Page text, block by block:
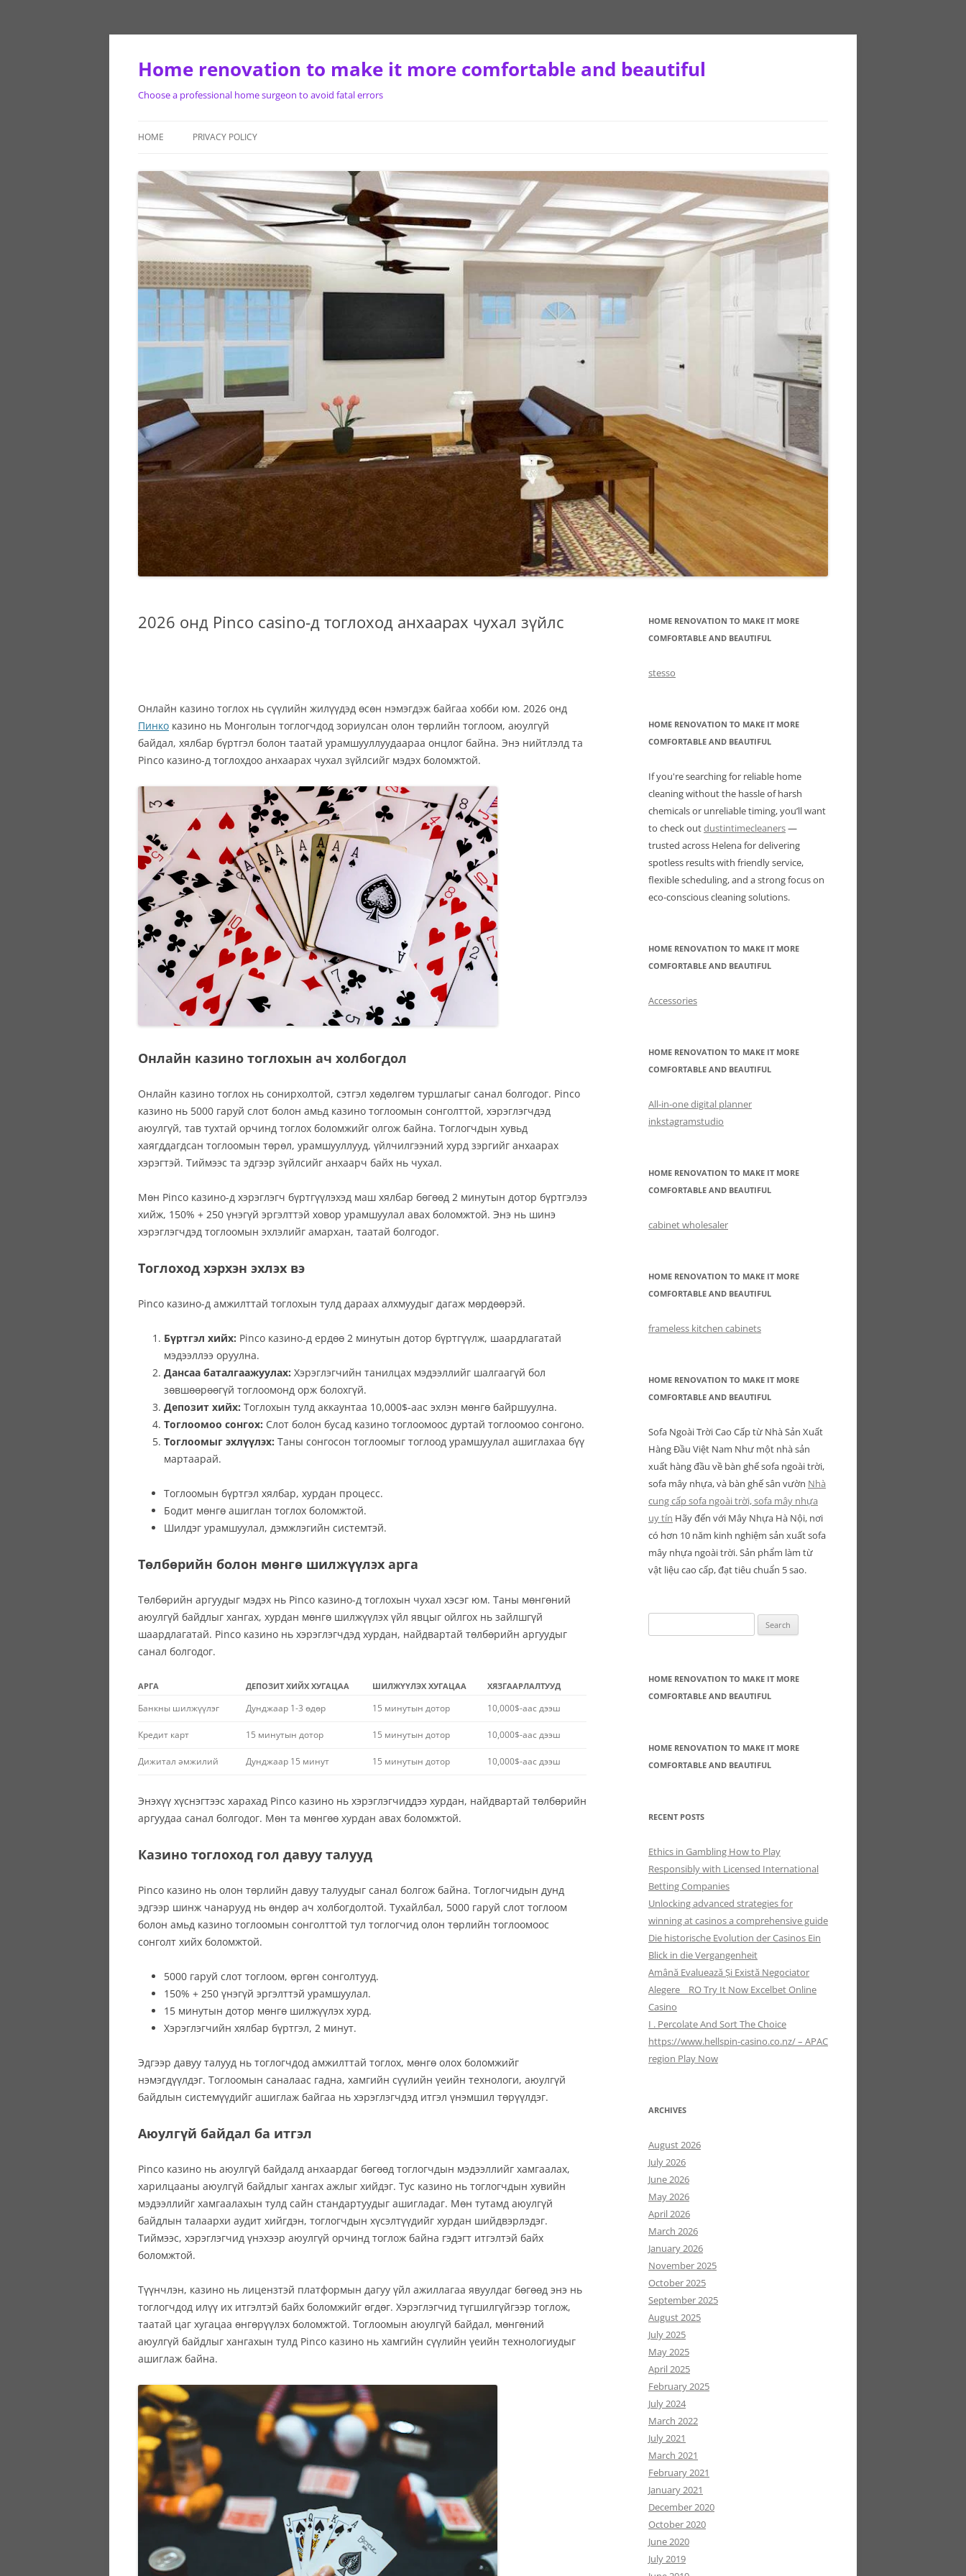
Skip
Home renovation to make it more comfortable and beautiful
Choose a professional home surgeon to avoid fatal errors
HOME PRIVACY POLICY
2026 онд Pinco casino-д тоглоход анхаарах чухал зүйлс
Онлайн казино тоглох нь сүүлийн жилүүдэд өсөн нэмэгдэж байгаа хобби юм. 2026 онд
Пинко казино нь Монголын тоглогчдод зориулсан олон төрлийн тоглоом, аюулгүй
байдал, хялбар бүртгэл болон таатай урамшууллуудаараа онцлог байна. Энэ нийтлэлд та
Pinco казино-д тоглохдоо анхаарах чухал зүйлсийг мэдэх боломжтой.
Онлайн казино тоглохын ач холбогдол
Онлайн казино тоглох нь сонирхолтой, сэтгэл хөдөлгөм туршлагыг санал болгодог. Pinco
казино нь 5000 гаруй слот болон амьд казино тоглоомын сонголттой, хэрэглэгчдэд
аюулгүй, тав тухтай орчинд тоглох боломжийг олгож байна. Тоглогчдын хувьд
хаягддагдсан тоглоомын төрөл, урамшууллууд, үйлчилгээний хурд зэргийг анхаарах
хэрэгтэй. Тиймээс та эдгээр зүйлсийг анхаарч байх нь чухал.
Мөн Pinco казино-д хэрэглэгч бүртгүүлэхэд маш хялбар бөгөөд 2 минутын дотор бүртгэлээ
хийж, 150% + 250 үнэгүй эргэлттэй ховор урамшуулал авах боломжтой. Энэ нь шинэ
хэрэглэгчдэд тоглоомын эхлэлийг амархан, таатай болгодог.
Тоглоход хэрхэн эхлэх вэ
Pinco казино-д амжилттай тоглохын тулд дараах алхмуудыг дагаж мөрдөөрэй.
Бүртгэл хийх: Pinco казино-д ердөө 2 минутын дотор бүртгүүлж, шаардлагатай
мэдээллээ оруулна.
Дансаа баталгаажуулах: Хэрэглэгчийн танилцах мэдээллийг шалгаагүй бол
зөвшөөрөөгүй тоглоомонд орж болохгүй.
Депозит хийх: Тоглохын тулд аккаунтаа 10,000$-аас эхлэн мөнгө байршуулна.
Тоглоомоо сонгох: Слот болон бусад казино тоглоомоос дуртай тоглоомоо сонгоно.
Тоглоомыг эхлүүлэх: Таны сонгосон тоглоомыг тоглоод урамшуулал ашиглахаа бүү
мартаарай.
Тоглоомын бүртгэл хялбар, хурдан процесс.
Бодит мөнгө ашиглан тоглох боломжтой.
Шилдэг урамшуулал, дэмжлэгийн системтэй.
Төлбөрийн болон мөнгө шилжүүлэх арга
Төлбөрийн аргуудыг мэдэх нь Pinco казино-д тоглохын чухал хэсэг юм. Таны мөнгөний
аюулгүй байдлыг хангах, хурдан мөнгө шилжүүлэх үйл явцыг ойлгох нь зайлшгүй
шаардлагатай. Pinco казино нь хэрэглэгчдэд хурдан, найдвартай төлбөрийн аргуудыг
санал болгодог.
АРГА ДЕПОЗИТ ХИЙХ ХУГАЦАА ШИЛЖҮҮЛЭХ ХУГАЦАА ХЯЗГААРЛАЛТУУД
Банкны шилжүүлэг Дунджаар 1-3 өдөр 15 минутын дотор 10,000$-аас дээш
Кредит карт 15 минутын дотор 15 минутын дотор 10,000$-аас дээш
Дижитал әмжилий Дунджаар 15 минут 15 минутын дотор 10,000$-аас дээш
Энэхүү хүснэгтээс харахад Pinco казино нь хэрэглэгчиддээ хурдан, найдвартай төлбөрийн
аргуудаа санал болгодог. Мөн та мөнгөө хурдан авах боломжтой.
Казино тоглоход гол давуу талууд
Pinco казино нь олон төрлийн давуу талуудыг санал болгож байна. Тоглогчидын дунд
эдгээр шинж чанарууд нь өндөр ач холбогдолтой. Тухайлбал, 5000 гаруй слот тоглоом
болон амьд казино тоглоомын сонголттой тул тоглогчид олон төрлийн тоглоомоос
сонголт хийх боломжтой.
5000 гаруй слот тоглоом, өргөн сонголтууд.
150% + 250 үнэгүй эргэлттэй урамшуулал.
15 минутын дотор мөнгө шилжүүлэх хурд.
Хэрэглэгчийн хялбар бүртгэл, 2 минут.
Эдгээр давуу талууд нь тоглогчдод амжилттай тоглох, мөнгө олох боломжийг
нэмэгдүүлдэг. Тоглоомын саналаас гадна, хамгийн сүүлийн үеийн технологи, аюулгүй
байдлын системүүдийг ашиглаж байгаа нь хэрэглэгчдэд итгэл үнэмшил төрүүлдэг.
Аюулгүй байдал ба итгэл
Pinco казино нь аюулгүй байдалд анхаардаг бөгөөд тоглогчдын мэдээллийг хамгаалах,
харилцааны аюулгүй байдлыг хангах ажлыг хийдэг. Тус казино нь тоглогчдын хувийн
мэдээллийг хамгаалахын тулд сайн стандартуудыг ашигладаг. Мөн тутамд аюулгүй
байдлын талаархи аудит хийгдэн, тоглогчдын хүсэлтүүдийг хурдан шийдвэрлэдэг.
Тиймээс, хэрэглэгчид үнэхээр аюулгүй орчинд тоглож байна гэдэгт итгэлтэй байх
боломжтой.
Түүнчлэн, казино нь лицензтэй платформын дагуу үйл ажиллагаа явуулдаг бөгөөд энэ нь
тоглогчдод илүү их итгэлтэй байх боломжийг өгдөг. Хэрэглэгчид түгшилгүйгээр тоглож,
таатай цаг хугацаа өнгөрүүлэх боломжтой. Тоглоомын аюулгүй байдал, мөнгөний
аюулгүй байдлыг хангахын тулд Pinco казино нь хамгийн сүүлийн үеийн технологиудыг
ашиглаж байна.
HOME RENOVATION TO MAKE IT MORE
COMFORTABLE AND BEAUTIFUL
stesso
HOME RENOVATION TO MAKE IT MORE
COMFORTABLE AND BEAUTIFUL
If you're searching for reliable home
cleaning without the hassle of harsh
chemicals or unreliable timing, you’ll want
to check outdustintimecleaners—
trusted across Helena for delivering
spotless results with friendly service,
flexible scheduling, and a strong focus on
eco-conscious cleaning solutions.
HOME RENOVATION TO MAKE IT MORE
COMFORTABLE AND BEAUTIFUL
Accessories
HOME RENOVATION TO MAKE IT MORE
COMFORTABLE AND BEAUTIFUL
All-in-one digital planner
inkstagramstudio
HOME RENOVATION TO MAKE IT MORE
COMFORTABLE AND BEAUTIFUL
cabinet wholesaler
HOME RENOVATION TO MAKE IT MORE
COMFORTABLE AND BEAUTIFUL
frameless kitchen cabinets
HOME RENOVATION TO MAKE IT MORE
COMFORTABLE AND BEAUTIFUL
Sofa Ngoài Trời Cao Cấp từ Nhà Sản Xuất
Hàng Đầu Việt Nam Như một nhà sản
xuất hàng đầu về bàn ghế sofa ngoài trời,
sofa mây nhựa, và bàn ghế sân vườn Nhà
cung cấp sofa ngoài trời, sofa mây nhựa
uy tín Hãy đến với Mây Nhựa Hà Nội, nơi
có hơn 10 năm kinh nghiệm sản xuất sofa
mây nhựa ngoài trời. Sản phẩm làm từ
vật liệu cao cấp, đạt tiêu chuẩn 5 sao.
for:
HOME RENOVATION TO MAKE IT MORE
COMFORTABLE AND BEAUTIFUL
HOME RENOVATION TO MAKE IT MORE
COMFORTABLE AND BEAUTIFUL
RECENT POSTS
Ethics in Gambling How to Play
Responsibly with Licensed International
Betting Companies
Unlocking advanced strategies for
winning at casinos a comprehensive guide
Die historische Evolution der Casinos Ein
Blick in die Vergangenheit
Amână Evaluează Și Există Negociator
Alegere _ RO Try It Now Excelbet Online
Casino
I . Percolate And Sort The Choice
https://www.hellspin-casino.co.nz/ – APAC
region Play Now
ARCHIVES
August 2026
July 2026
June 2026
May 2026
April 2026
March 2026
January 2026
November 2025
October 2025
September 2025
August 2025
July 2025
May 2025
April 2025
February 2025
July 2024
March 2022
July 2021
March 2021
February 2021
January 2021
December 2020
October 2020
June 2020
July 2019